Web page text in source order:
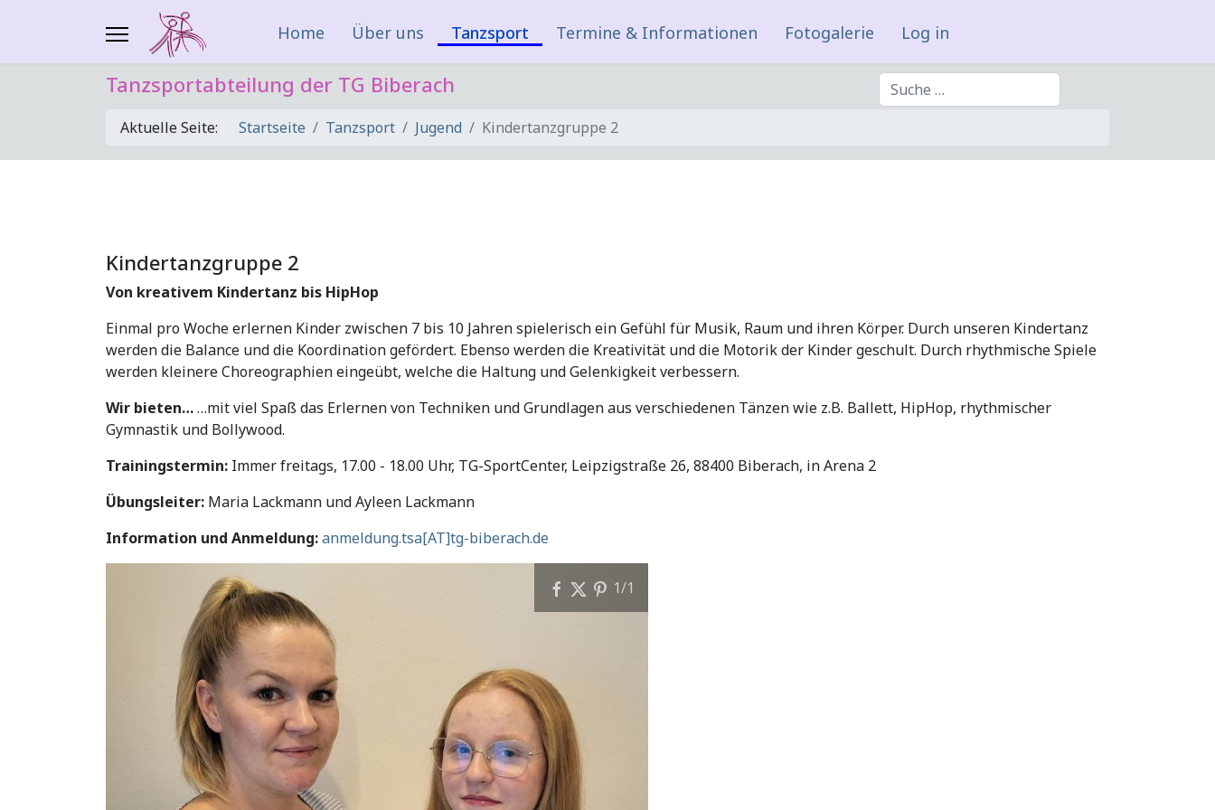
Home Über uns Tanzsport Termine & Informationen Fotogalerie Log in
Tanzsportabteilung der TG Biberach Suchen
Aktuelle Seite: Startseite Tanzsport Jugend Kindertanzgruppe 2
Kindertanzgruppe 2
Von kreativem Kindertanz bis HipHop
Einmal pro Woche erlernen Kinder zwischen 7 bis 10 Jahren spielerisch ein Gefühl für Musik, Raum und ihren Körper. Durch unseren Kindertanz
werden die Balance und die Koordination gefördert. Ebenso werden die Kreativität und die Motorik der Kinder geschult. Durch rhythmische Spiele
werden kleinere Choreographien eingeübt, welche die Haltung und Gelenkigkeit verbessern.
Wir bieten……mit viel Spaß das Erlernen von Techniken und Grundlagen aus verschiedenen Tänzen wie z.B. Ballett, HipHop, rhythmischer
Gymnastik und Bollywood.
Trainingstermin: Immer freitags, 17.00 - 18.00 Uhr, TG-SportCenter, Leipzigstraße 26, 88400 Biberach, in Arena 2
Übungsleiter: Maria Lackmann und Ayleen Lackmann
Information und Anmeldung:anmeldung.tsa[AT]tg-biberach.de
1/1